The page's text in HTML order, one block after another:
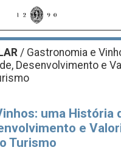
/ Gastronomia e
Desenvolvimento e
uma História
e
Turismo